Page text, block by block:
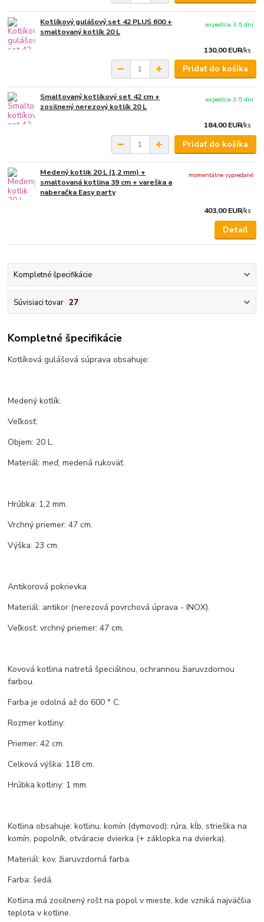
Kotlíkový gulášový set 42 PLUS 600 +
smaltovaný kotlík 20 L
130,00 EUR/ks
expedícia 3-5 dní
Pridať do košíka
Smaltovaný kotlíkový set 42 cm +
zosilnený nerezový kotlík 20 L
184,00 EUR/ks
expedícia 3-5 dní
Pridať do košíka
Medený kotlik 20 L (1,2 mm) +
smaltovaná kotlina 39 cm + vareška a
naberačka Easy party
403,00 EUR/ks
momentálne vypredané
Detail
Kompletné špecifikácie
Súvisiaci tovar 27
Kompletné špecifikácie
Kotlíková gulášová súprava obsahuje:
Medený kotlík.
Veľkosť:
Objem: 20 L.
Materiál: meď, medená rukoväť.
Hrúbka: 1,2 mm.
Vrchný priemer: 47 cm.
Výška: 23 cm.
Antikorová pokrievka
Materiál: antikor (nerezová povrchová úprava - INOX).
Veľkosť: vrchný priemer: 47 cm.
Kovová kotlina natretá špeciálnou, ochrannou žiaruvzdornou
farbou.
Farba je odolná až do 600 ° C.
Rozmer kotliny:
Priemer: 42 cm.
Celková výška: 118 cm.
Hrúbka kotliny: 1 mm.
Kotlina obsahuje: kotlinu, komín (dymovod): rúra, kĺb, strieška na
komín, popolník, otváracie dvierka (+ záklopka na dvierka).
Materiál: kov, žiaruvzdorná farba.
Farba: šedá.
Kotlina má zosilnený rošt na popol v mieste, kde vzniká najväčšia
teplota v kotline.